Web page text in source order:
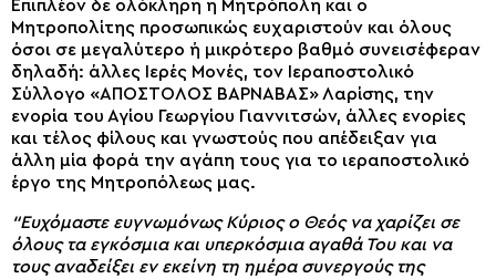
Επιπλέον δε ολόκληρη η Μητρόπολη και ο
Μητροπολίτης προσωπικώς ευχαριστούν και όλους
όσοι σε μεγαλύτερο ή μικρότερο βαθμό συνεισέφεραν
δηλαδή: άλλες Ιερές Μονές, τον Ιεραποστολικό
Σύλλογο «ΑΠΟΣΤΟΛΟΣ ΒΑΡΝΑΒΑΣ» Λαρίσης, την
ενορία του Αγίου Γεωργίου Γιαννιτσών, άλλες ενορίες
και τέλος φίλους και γνωστούς που απέδειξαν για
άλλη μία φορά την αγάπη τους για το ιεραποστολικό
έργο της Μητροπόλεως μας.
“Ευχόμαστε ευγνωμόνως Κύριος ο Θεός να χαρίζει σε
όλους τα εγκόσμια και υπερκόσμια αγαθά Του και να
τους αναδείξει εν εκείνη τη ημέρα συνεργούς της